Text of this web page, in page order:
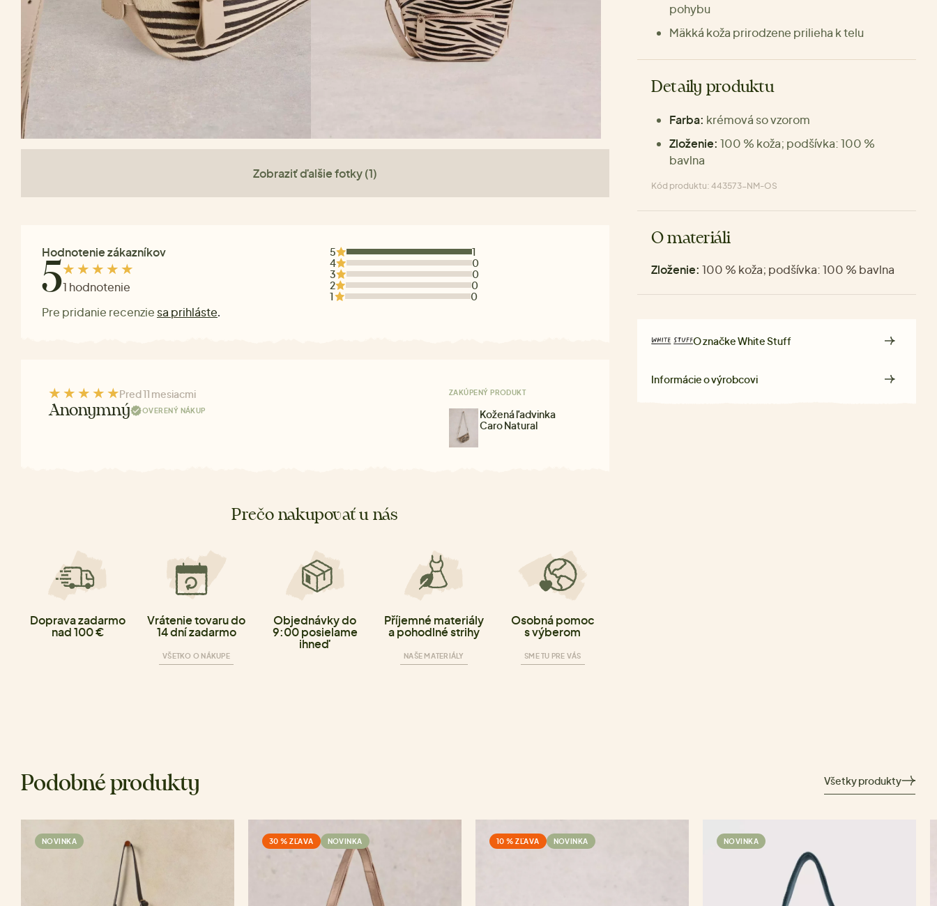
Zobraziť ďalšie fotky (1)
Hodnotenie zákazníkov
51 hodnotenie
Pre pridanie recenzie sa prihláste.
5
1
4
0
3
0
2
0
1
0
Pred 11 mesiacmi
Anonymný OVERENÝ NÁKUP
ZAKÚPENÝ PRODUKT
Kožená ľadvinka
Caro Natural
Prečo nakupovať u nás
Doprava zadarmo
nad 100 €
Vrátenie tovaru do
14 dní zadarmo
VŠETKO O NÁKUPE
Objednávky do
9:00 posielame
ihneď
Příjemné materiály
a pohodlné strihy
NAŠE MATERIÁLY
Osobná pomoc
s výberom
SME TU PRE VÁS
pohybu
Mäkká koža prirodzene prilieha k telu
Detaily produktu
Farba: krémová so vzorom
Zloženie: 100 % koža; podšívka: 100 %
bavlna
Kód produktu: 443573-NM-OS
O materiáli
Zloženie: 100 % koža; podšívka: 100 % bavlna
O značkeWhite Stuff
Informácie o výrobcovi
Podobné produkty Všetky produkty
NOVINKA 30 % ZĽAVA NOVINKA 10 % ZĽAVA NOVINKA NOVINKA